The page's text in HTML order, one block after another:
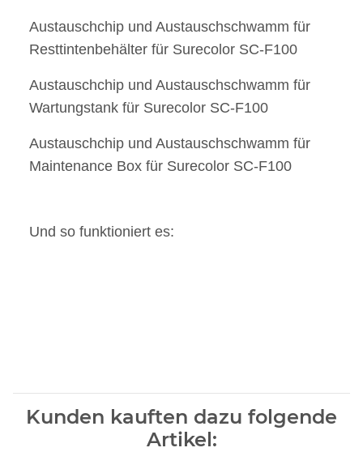
Austauschchip und Austauschschwamm für
Resttintenbehälter für Surecolor SC-F100
Austauschchip und Austauschschwamm für
Wartungstank für Surecolor SC-F100
Austauschchip und Austauschschwamm für
Maintenance Box für Surecolor SC-F100
Und so funktioniert es:
Kunden kauften dazu folgende
Artikel: